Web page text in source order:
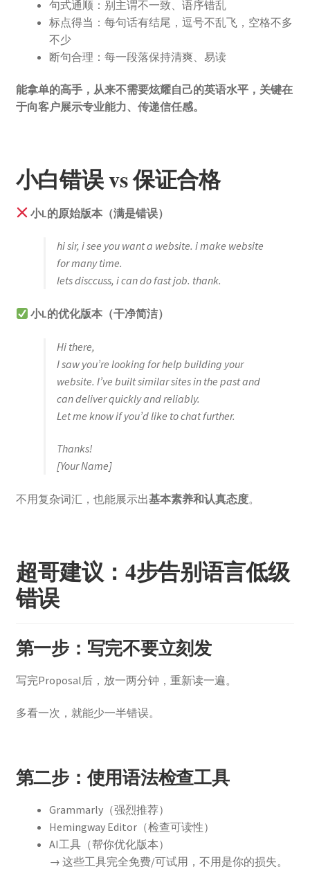
句式通顺：别主谓不一致、语序错乱
标点得当：每句话有结尾，逗号不乱飞，空格不多
不少
断句合理：每一段落保持清爽、易读
能拿单的高手，从来不需要炫耀自己的英语水平，关键在
于向客户展示专业能力、传递信任感。
小白错误 vs 保证合格
小L的原始版本（满是错误）
hi sir, i see you want a website. i make website
for many time.
lets disccuss, i can do fast job. thank.
小L的优化版本（干净简洁）
Hi there,
I saw you’re looking for help building your
website. I’ve built similar sites in the past and
can deliver quickly and reliably.
Let me know if you’d like to chat further.
Thanks!
[Your Name]
不用复杂词汇，也能展示出基本素养和认真态度。
超哥建议：4步告别语言低级
错误
第一步：写完不要立刻发
写完Proposal后，放一两分钟，重新读一遍。
多看一次，就能少一半错误。
第二步：使用语法检查工具
Grammarly（强烈推荐）
Hemingway Editor（检查可读性）
AI工具（帮你优化版本）
→ 这些工具完全免费/可试用，不用是你的损失。